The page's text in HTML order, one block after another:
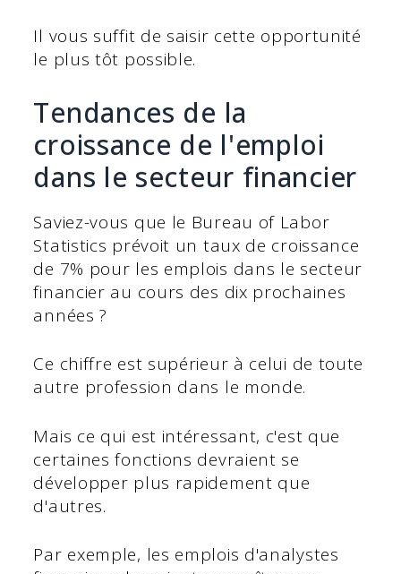
Il vous suffit de saisir cette opportunité
le plus tôt possible.
Tendances de la
croissance de l'emploi
dans le secteur financier
Saviez-vous que le Bureau of Labor
Statistics prévoit un taux de croissance
de 7% pour les emplois dans le secteur
financier au cours des dix prochaines
années ?
Ce chiffre est supérieur à celui de toute
autre profession dans le monde.
Mais ce qui est intéressant, c'est que
certaines fonctions devraient se
développer plus rapidement que
d'autres.
Par exemple, les emplois d'analystes